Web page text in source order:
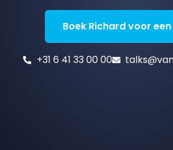
Boek Richard voor
+31 6 41 33 00 00